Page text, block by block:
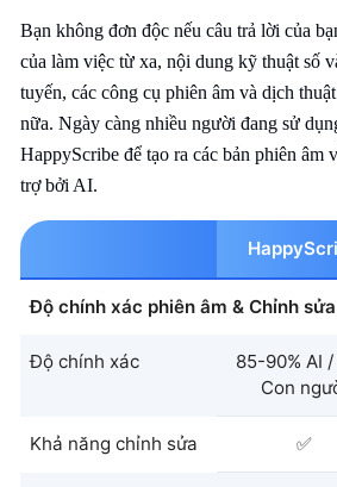
Bạn không đơn độc nếu câu trả lời của
của làm việc từ xa, nội dung kỹ thuật số
tuyến, các công cụ phiên âm và dịch
nữa. Ngày càng nhiều người đang sử
HappyScribe để tạo ra các bản phiên âm
trợ bởi AI.
Độ chính xác phiên âm & Chỉnh sửa
Độ chính xác
85-90% AI /
Con
Khả năng chỉnh sửa ✅